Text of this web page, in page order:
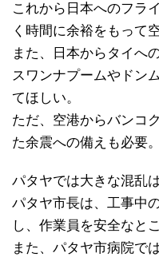
これから日本へのフラ
く時間に余裕をもって
また、日本からタイへ
スワンナプームやドン
てほしい。
ただ、空港からバンコ
た余震への備えも必要。
パタヤでは大きな混乱は
パタヤ市長は、工事中
し、作業員を安全なと
また、パタヤ市病院で